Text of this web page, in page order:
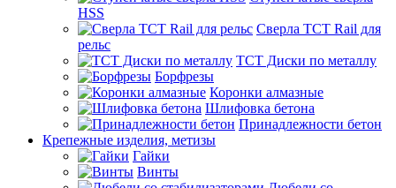
HSS
Сверла TCT Rail для
рельс
TCT Диски по металлу
Борфрезы
Коронки алмазные
Шлифовка бетона
Принадлежности бетон
Крепежные изделия, метизы
Гайки
Винты